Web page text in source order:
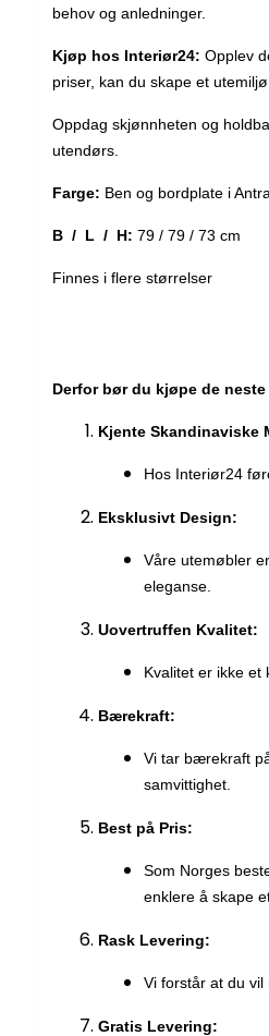
behov og anledninger.
Kjøp hos Interiør24: Opplev
priser, kan du skape et
Oppdag skjønnheten og
utendørs.
Farge: Ben og bordplate i
B / L / H: 79 / 79 / 73 cm
Finnes i flere størrelser
Derfor bør du kjøpe de
Kjente Skandinaviske
Hos Interiør24
Eksklusivt Design:
Våre utemøbler
eleganse.
Uovertruffen Kvalitet:
Kvalitet er ikke et
Bærekraft:
Vi tar bærekraft
samvittighet.
Best på Pris:
Som Norges
enklere å skape
Rask Levering:
Vi forstår at du
Gratis Levering: